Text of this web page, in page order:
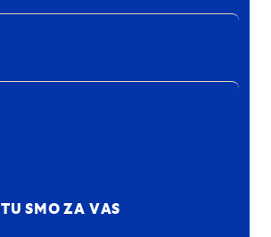
TU SMO ZA VAS